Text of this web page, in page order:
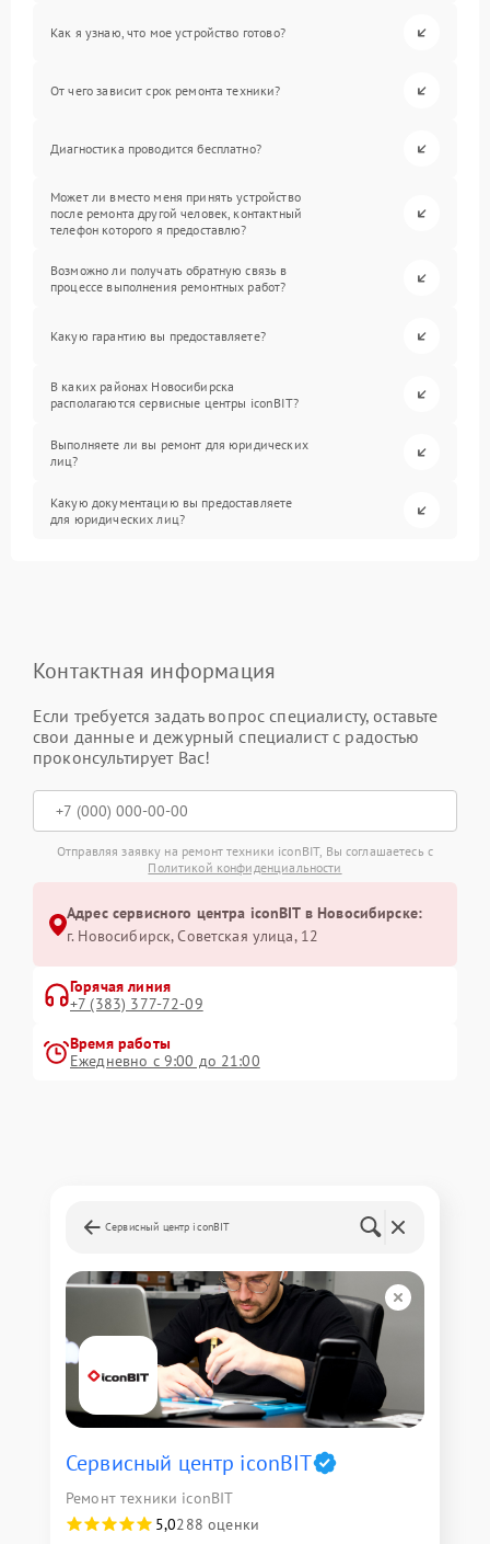
Как я узнаю, что мое устройство готово?
От чего зависит срок ремонта техники?
Диагностика проводится бесплатно?
Может ли вместо меня принять устройство
после ремонта другой человек, контактный
телефон которого я предоставлю?
Возможно ли получать обратную связь в
процессе выполнения ремонтных работ?
Какую гарантию вы предоставляете?
В каких районах Новосибирска
располагаются сервисные центры iconBIT?
Выполняете ли вы ремонт для юридических
лиц?
Какую документацию вы предоставляете
для юридических лиц?
Контактная информация
Если требуется задать вопрос специалисту, оставьте
свои данные и дежурный специалист с радостью
проконсультирует Вас!
Отправляя заявку на ремонт техники iconBIT, Вы соглашаетесь с
Политикой конфиденциальности
Адрес сервисного центра iconBIT в Новосибирске:
г. Новосибирск, Советская улица, 12
Горячая линия
+7 (383) 377-72-09
Время работы
Ежедневно с 9:00 до 21:00
Сервисный центр iconBIT
Сервисный центр iconBIT
Ремонт техники iconBIT
5,0288 оценки